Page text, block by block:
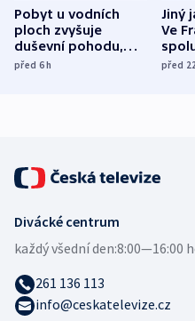
Pobyt u vodních
ploch zvyšuje
duševní pohodu,
ukázala
před 6h
Jiný
Ve
před
Divácké centrum
každý všední den:8:00—16:00
261 136 113
info@ceskatelevize.cz